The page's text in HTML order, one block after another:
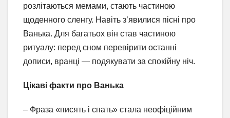
розлітаються мемами, стають частиною
щоденного сленгу. Навіть з’явилися пісні про
Ванька. Для багатьох він став частиною
ритуалу: перед сном перевірити останні
дописи, вранці — подякувати за спокійну ніч.
Цікаві факти про Ванька
– Фраза «писять і спать» стала неофіційним